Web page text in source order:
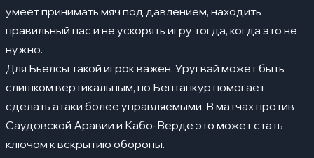
умеет принимать мяч под давлением, находить
правильный пас и не ускорять игру тогда, когда это не
нужно.
Для Бьелсы такой игрок важен. Уругвай может быть
слишком вертикальным, но Бентанкур помогает
сделать атаки более управляемыми. В матчах против
Саудовской Аравии и Кабо-Верде это может стать
ключом к вскрытию обороны.